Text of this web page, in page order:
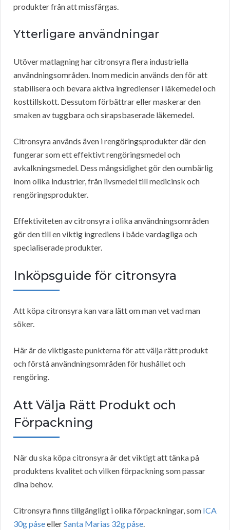
produkter från att missfärgas.
Ytterligare användningar
Utöver matlagning har citronsyra flera industriella
användningsområden. Inom medicin används den för att
stabilisera och bevara aktiva ingredienser i läkemedel och
kosttillskott. Dessutom förbättrar eller maskerar den
smaken av tuggbara och sirapsbaserade läkemedel.
Citronsyra används även i rengöringsprodukter där den
fungerar som ett effektivt rengöringsmedel och
avkalkningsmedel. Dess mångsidighet gör den oumbärlig
inom olika industrier, från livsmedel till medicinsk och
rengöringsprodukter.
Effektiviteten av citronsyra i olika användningsområden
gör den till en viktig ingrediens i både vardagliga och
specialiserade produkter.
Inköpsguide för citronsyra
Att köpa citronsyra kan vara lätt om man vet vad man
söker.
Här är de viktigaste punkterna för att välja rätt produkt
och förstå användningsområden för hushållet och
rengöring.
Att Välja Rätt Produkt och
Förpackning
När du ska köpa citronsyra är det viktigt att tänka på
produktens kvalitet och vilken förpackning som passar
dina behov.
Citronsyra finns tillgängligt i olika förpackningar, som ICA
30g påseellerSanta Marias 32g påse.